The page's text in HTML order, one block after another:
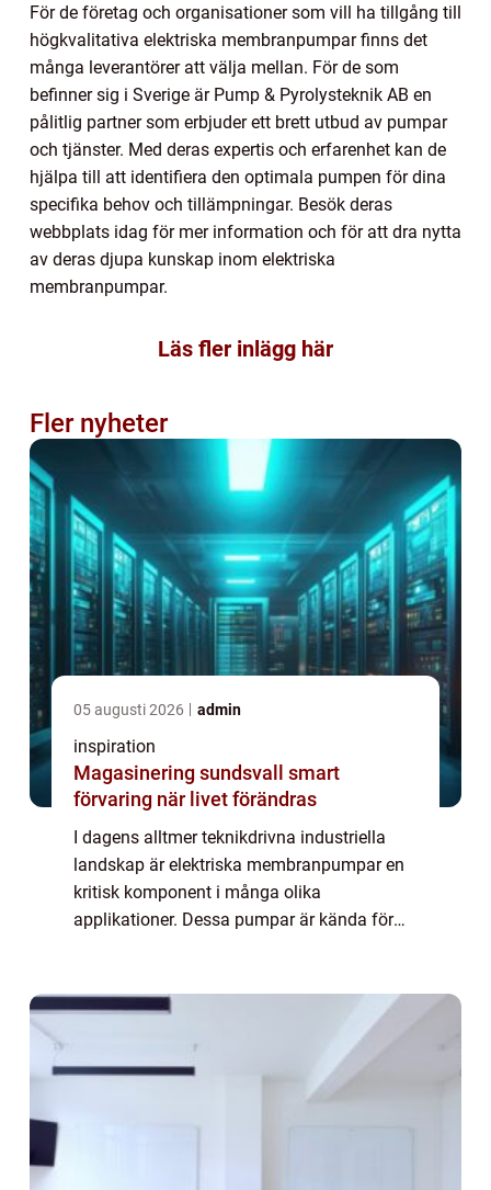
För de företag och organisationer som vill ha tillgång till
högkvalitativa elektriska membranpumpar finns det
många leverantörer att välja mellan. För de som
befinner sig i Sverige är Pump & Pyrolysteknik AB en
pålitlig partner som erbjuder ett brett utbud av pumpar
och tjänster. Med deras expertis och erfarenhet kan de
hjälpa till att identifiera den optimala pumpen för dina
specifika behov och tillämpningar. Besök deras
webbplats idag för mer information och för att dra nytta
av deras djupa kunskap inom elektriska
membranpumpar.
Läs fler inlägg här
Fler nyheter
05 augusti 2026 admin
inspiration
Magasinering sundsvall smart
förvaring när livet förändras
I dagens alltmer teknikdrivna industriella
landskap är elektriska membranpumpar en
kritisk komponent i många olika
applikationer. Dessa pumpar är kända för